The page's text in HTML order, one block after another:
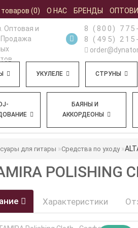
(0) О НАС БРЕНДЫ
8 (800)
8 (495)
УКУЛЕЛЕ СТРУНЫ
DJ-
БАЯНЫ И
АККОРДЕОНЫ
для гитары Средства по уходу
POLISHING
Характеристики